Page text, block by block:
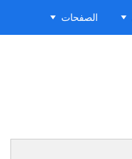
الصفحات